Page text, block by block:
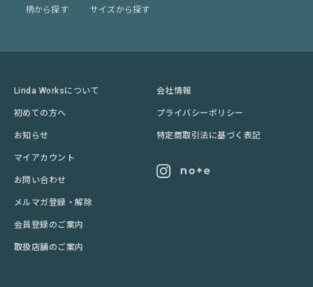
柄から探す サイズから探す
Linda Worksについて
初めての方へ
お知らせ
マイアカウント
お問い合わせ
メルマガ登録・解除
会員登録のご案内
取扱店舗のご案内
会社情報
プライバシーポリシー
特定商取引法に基づく表記